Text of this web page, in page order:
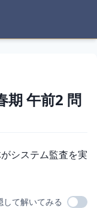
期午前2 問
システム監査を実
て解いてみる